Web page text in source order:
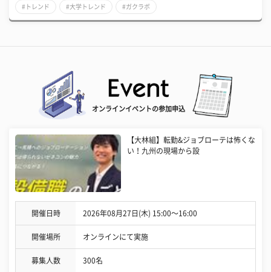
#トレンド #大学トレンド #ガクラボ
オンラインイベントの参加申込
【大林組】転勤&ジョブローテは怖くな
い！九州の現場から設
開催日時 2026年08月27日(木) 15:00〜16:00
開催場所 オンラインにて実施
募集人数 300名